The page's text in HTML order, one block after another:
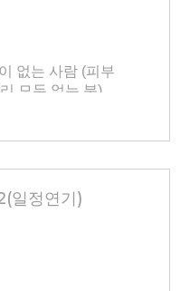
니다.
부 피부관리**를
부위에 시술이
술받을 수
없는 사람 (피부
모두 없는 분)
력 없는 사람
식품 참여자
불가합니다.
식품 시험
소요
일정연기)